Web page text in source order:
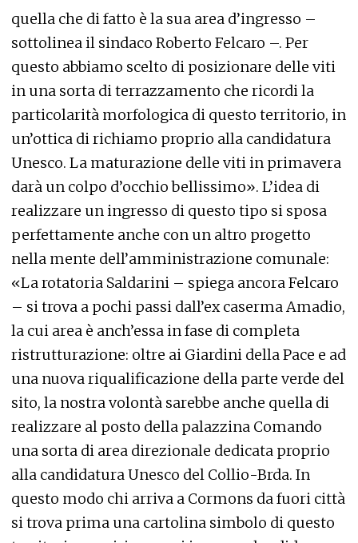
quella che di fatto è la sua area d’ingresso –
sottolinea il sindaco Roberto Felcaro –. Per
questo abbiamo scelto di posizionare delle viti
in una sorta di terrazzamento che ricordi la
particolarità morfologica di questo territorio, in
un’ottica di richiamo proprio alla candidatura
Unesco. La maturazione delle viti in primavera
darà un colpo d’occhio bellissimo». L’idea di
realizzare un ingresso di questo tipo si sposa
perfettamente anche con un altro progetto
nella mente dell’amministrazione comunale:
«La rotatoria Saldarini – spiega ancora Felcaro
– si trova a pochi passi dall’ex caserma Amadio,
la cui area è anch’essa in fase di completa
ristrutturazione: oltre ai Giardini della Pace e ad
una nuova riqualificazione della parte verde del
sito, la nostra volontà sarebbe anche quella di
realizzare al posto della palazzina Comando
una sorta di area direzionale dedicata proprio
alla candidatura Unesco del Collio-Brda. In
questo modo chi arriva a Cormons da fuori città
si trova prima una cartolina simbolo di questo